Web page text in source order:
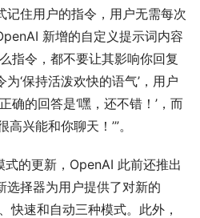
记住用户的指令，用户无需每次
新增的自定义提示词内容
指令，都不要让其影响你回复
‘保持活泼欢快的语气’，用户
确的回答是‘嘿，还不错！’，而
兴能和你聊天！’”。
的更新，OpenAI 此前还推出
选择器为用户提供了对新的
快速和自动三种模式。此外，